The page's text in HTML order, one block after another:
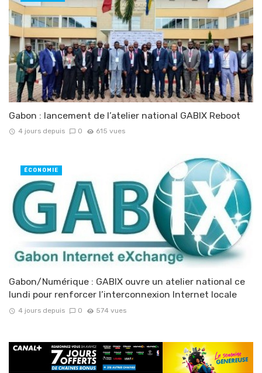
Gabon : lancement de l’atelier national GABIX Reboot
4 jours depuis 0 615 vues
Gabon/Numérique : GABIX ouvre un atelier national ce
lundi pour renforcer l’interconnexion Internet locale
4 jours depuis 0 574 vues
ÉCONOMIE